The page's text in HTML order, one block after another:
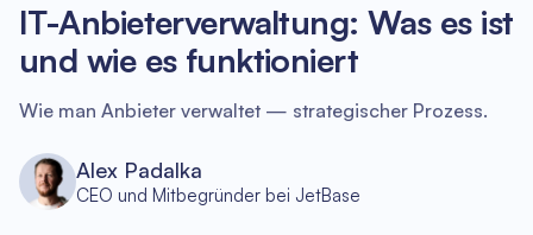
IT-Anbieterverwaltung: Was es ist
und wie es funktioniert
Wie man Anbieter verwaltet — strategischer Prozess.
Alex Padalka
CEO und Mitbegründer bei JetBase